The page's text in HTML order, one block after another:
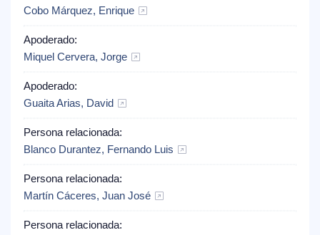
Cobo Márquez, Enrique
Apoderado:
Miquel Cervera, Jorge
Apoderado:
Guaita Arias, David
Persona relacionada:
Blanco Durantez, Fernando Luis
Persona relacionada:
Martín Cáceres, Juan José
Persona relacionada: